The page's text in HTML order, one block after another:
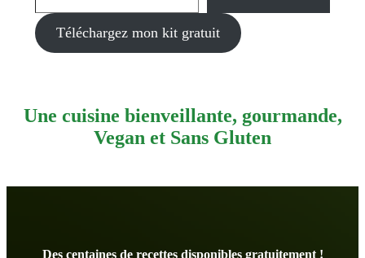
Téléchargez mon kit gratuit
Une cuisine bienveillante, gourmande,
Vegan et Sans Gluten
Des centaines de recettes disponibles gratuitement !